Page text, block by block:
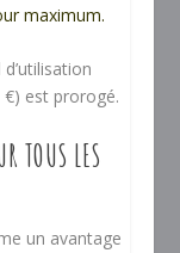
maximum.
est prorogé.
TOUS LES
un avantage